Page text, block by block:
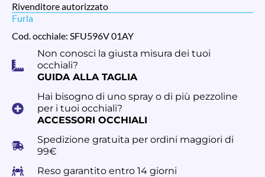
Rivenditore autorizzato
Furla
Cod. occhiale: SFU596V 01AY
Non conosci la giusta misura dei tuoi
occhiali?
GUIDA ALLA TAGLIA
Hai bisogno di uno spray o di più pezzoline
per i tuoi occhiali?
ACCESSORI OCCHIALI
Spedizione gratuita per ordini maggiori di
99€
Reso garantito entro 14 giorni